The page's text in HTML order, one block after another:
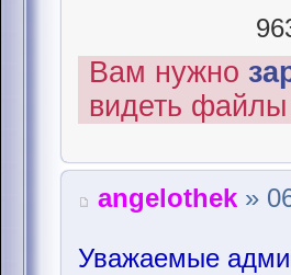
Вам нужно
видеть
angelothek »
Уважаемые